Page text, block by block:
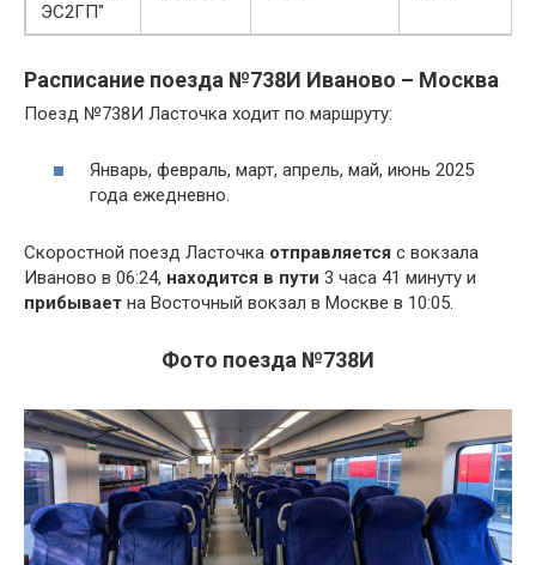
ЭС2ГП"
Расписание поезда №738И Иваново – Москва
Поезд №738И Ласточка ходит по маршруту:
Январь, февраль, март, апрель, май, июнь 2025
года ежедневно.
Скоростной поезд Ласточка отправляется с вокзала
Иваново в 06:24, находится в пути 3 часа 41 минуту и
прибывает на Восточный вокзал в Москве в 10:05.
Фото поезда №738И